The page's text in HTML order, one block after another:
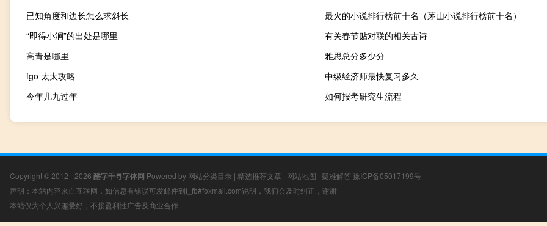
已知角度和边长怎么求斜长
最火的小说排行榜前十名（茅山小说排行榜前十名）
“即得小涧”的出处是哪里
有关春节贴对联的相关古诗
高青是哪里
雅思总分多少分
fgo 太太攻略
中级经济师最快复习多久
今年几九过年
如何报考研究生流程
Copyright © 2012 - 2026 酷字千寻字体网 Powered by 网站分类目录 | 精选推荐文章 | 网站地图 | 疑难解答 豫ICP备05017199号
声明：本站内容来自互联网，如信息有错误可发邮件到f_fb#foxmail.com说明，我们会及时纠正，谢谢
本站仅为个人兴趣爱好，不接盈利性广告及商业合作